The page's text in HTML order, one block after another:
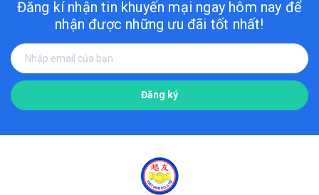
Đăng kí nhận tin khuyến mại ngay hôm nay để
nhận được những ưu đãi tốt nhất!
Đăng ký